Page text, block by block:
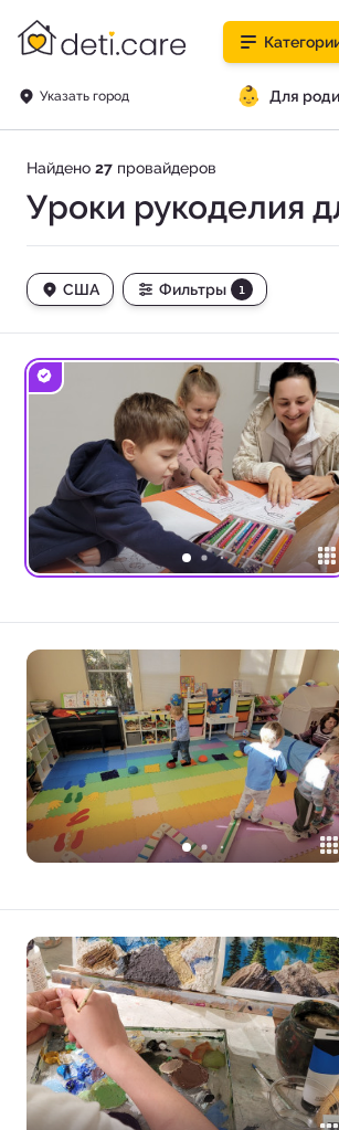
deti.care
Указать город 👶 Для
Найдено 27 провайдеров
Уроки рукоделия
США Фильтры 1